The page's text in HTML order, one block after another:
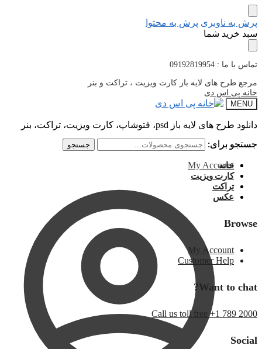
پرش به ناوبری پرش به محتوا
سبد خرید شما
تماس با ما : 09192819954
مرجع طرح های لایه باز کارت ویزیت ، تراکت و بنر
خانه پی اس دی
MENU
دانلود طرح های لایه باز psd، فتوشاپ، کارت ویزیت، تراکت، بنر
جستجو برای:
جستجو
My Account
جستجو برای: جستجو
خانه
کارت ویزیت
تراکت
عکس
Browse
My Account
Customer Help
Want to chat?
Call us toll free +1 789 2000
Social